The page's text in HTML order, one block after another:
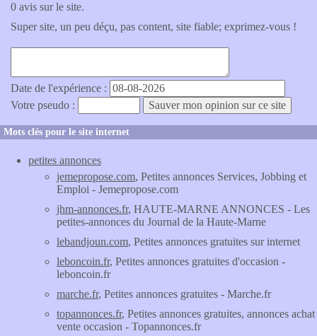
0 avis sur le site.
Super site, un peu déçu, pas content, site fiable; exprimez-vous !
Date de l'expérience :
Votre pseudo :
Mots clés pour le site internet
petites annonces
jemepropose.com, Petites annonces Services, Jobbing et
Emploi - Jemepropose.com
jhm-annonces.fr, HAUTE-MARNE ANNONCES - Les
petites-annonces du Journal de la Haute-Marne
lebandjoun.com, Petites annonces gratuites sur internet
leboncoin.fr, Petites annonces gratuites d'occasion -
leboncoin.fr
marche.fr, Petites annonces gratuites - Marche.fr
topannonces.fr, Petites annonces gratuites, annonces achat
vente occasion - Topannonces.fr